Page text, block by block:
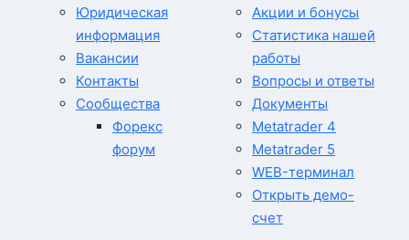
Юридическая
информация
Вакансии
Контакты
Сообщества
Форекс
форум
Акции и бонусы
Статистика нашей
работы
Вопросы и ответы
Документы
Metatrader 4
Metatrader 5
WEB-терминал
Открыть демо-
счет